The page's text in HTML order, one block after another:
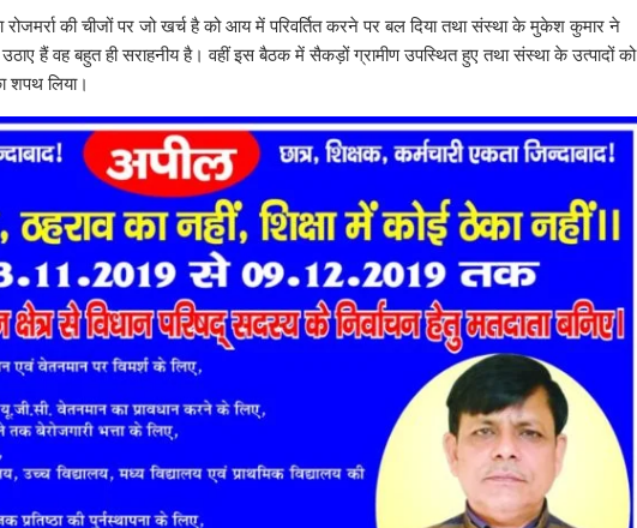
की चीजों पर जो खर्च है को आय में परिवर्तित करने पर बल दिया तथा संस्था के मुकेश कुमार ने
हैं वह बहुत ही सराहनीय है। वहीं इस बैठक में सैकड़ों ग्रामीण उपस्थित हुए तथा संस्था के उत्पादों को
शपथ लिया।